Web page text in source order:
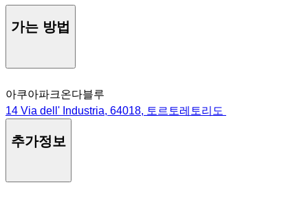
가는 방법
아쿠아파크온다블루
14 Via dell' Industria, 64018, 토르토레토리도
추가정보